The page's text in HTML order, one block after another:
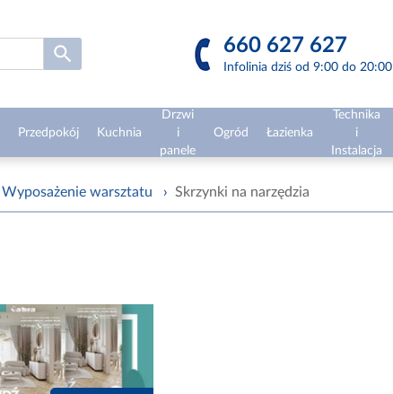
660 627 627
Infolinia dziś od 9:00 do 20:00
Przedpokój Kuchnia
Drzwi
i
panele
Ogród Łazienka
Technika
i
Instalacja
Wyposażenie warsztatu › Skrzynki na narzędzia